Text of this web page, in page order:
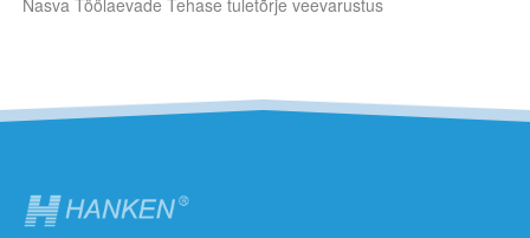
Nasva Töölaevade Tehase tuletõrje veevarustus